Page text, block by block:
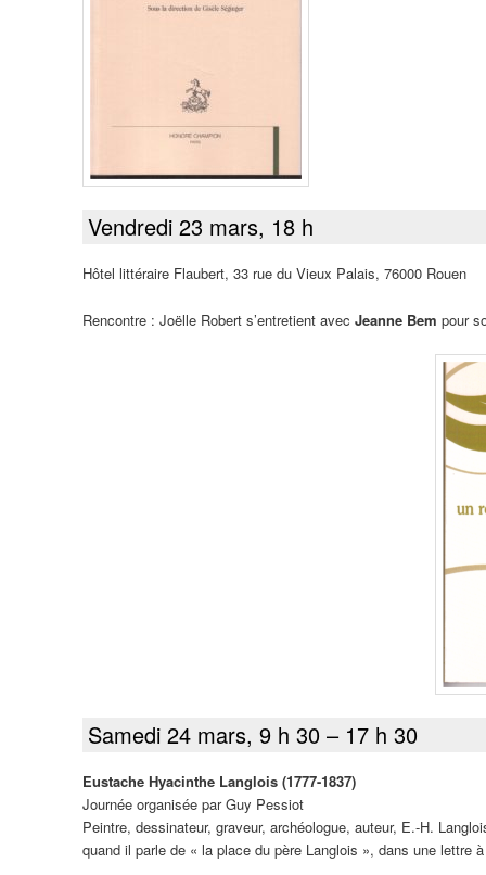
Vendredi 23 mars, 18 h
Hôtel littéraire Flaubert, 33 rue du Vieux Palais, 76000 Rouen
Rencontre : Joëlle Robert s’entretient avec Jeanne Bem pour
Samedi 24 mars, 9 h 30 – 17 h 30
Eustache Hyacinthe Langlois (1777-1837)
Journée organisée par Guy Pessiot
Peintre, dessinateur, graveur, archéologue, auteur, E.-H.
quand il parle de « la place du père Langlois », dans une lettre